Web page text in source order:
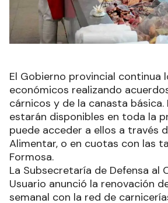
El Gobierno provincial continua
económicos realizando
cárnicos y de la canasta
estarán disponibles en toda la
puede acceder a ellos a través
Alimentar, o en cuotas con las
Formosa.
La Subsecretaría de Defensa al
Usuario anunció la renovación
semanal con la red de